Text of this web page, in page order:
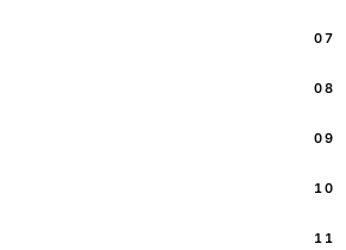
07
08
09
10
11